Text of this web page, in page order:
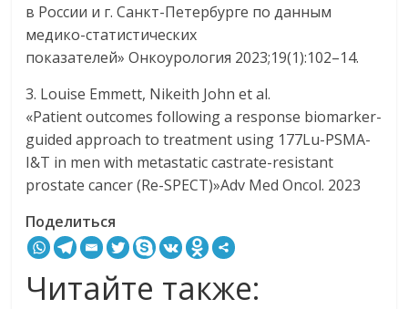
в России и г. Санкт-Петербурге по данным
медико-статистических
показателей» Онкоурология 2023;19(1):102–14.
3. Louise Emmett, Nikeith John et al.
«Patient outcomes following a response biomarker-
guided approach to treatment using 177Lu-PSMA-
I&T in men with metastatic castrate-resistant
prostate cancer (Re-SPECT)»Adv Med Oncol. 2023
Поделиться
Читайте также: